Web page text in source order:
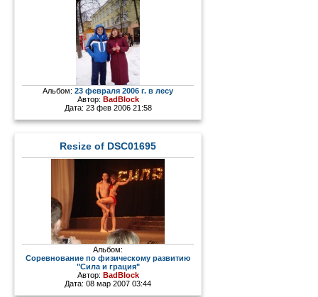
Альбом:23 февраля 2006 г. в лесу
Автор: BadBlock
Дата: 23 фев 2006 21:58
Resize of DSC01695
Альбом:
Соревнование по физическому развитию
"Сила и грация"
Автор: BadBlock
Дата: 08 мар 2007 03:44